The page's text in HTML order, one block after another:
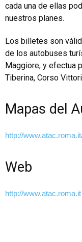
cada una de ellas
nuestros planes.
Los billetes son
de los autobuses
Maggiore, y efectua
Tiberina, Corso
Mapas del
http://
Web
http://www.atac.roma.it